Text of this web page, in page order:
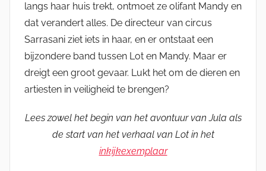
langs haar huis trekt, ontmoet ze olifant Mandy en
dat verandert alles. De directeur van circus
Sarrasani ziet iets in haar, en er ontstaat een
bijzondere band tussen Lot en Mandy. Maar er
dreigt een groot gevaar. Lukt het om de dieren en
artiesten in veiligheid te brengen?
Lees zowel het begin van het avontuur van Jula als
de start van het verhaal van Lot in het
inkijkexemplaar